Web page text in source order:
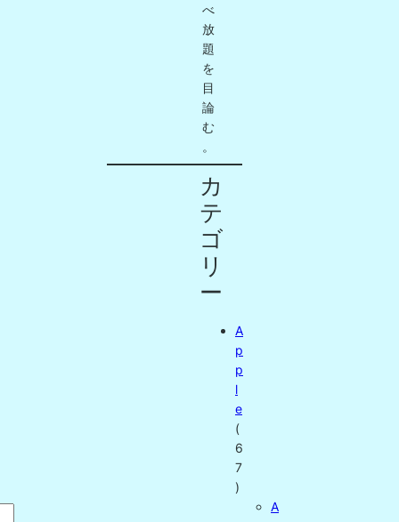
べ
放
題
を
目
論
む
。
カ
テ
ゴ
リ
ー
A
p
p
l
e
(
6
7
)
A